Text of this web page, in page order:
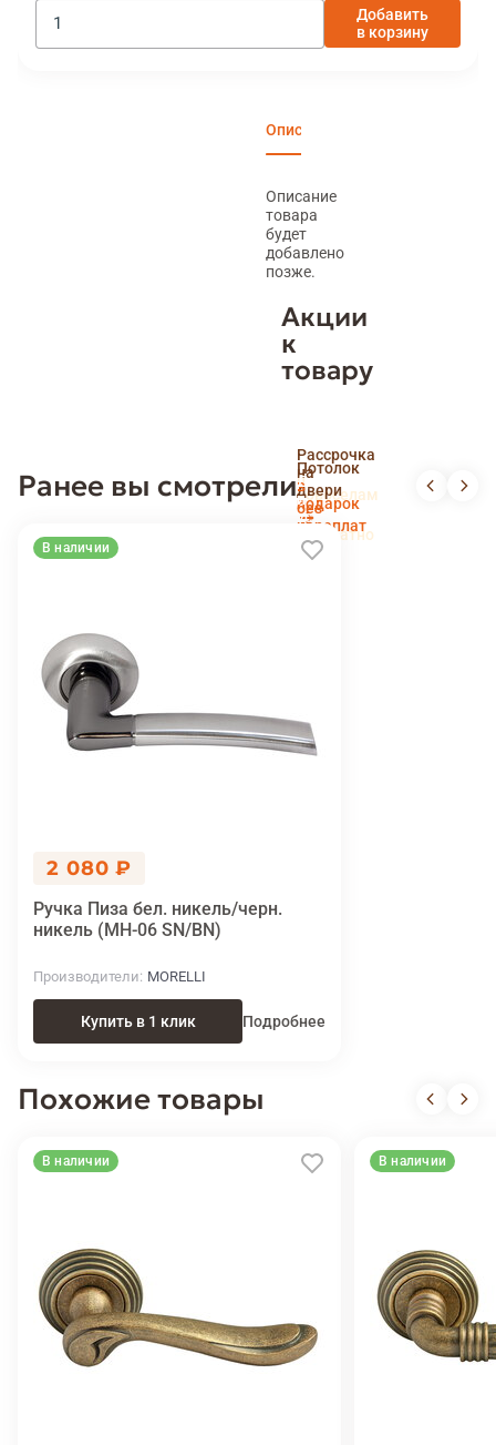
Добавить
в корзину
Описание
Описание
товара
будет
добавлено
позже.
Акции
к
товару
пенсионерам
и
новоселам
Рассрочка
на
двери
без
переплат
Потолок
в
подарок
Доставка
и
установка
беслпатно
Ранее вы смотрели
В наличии
2 080 ₽
Ручка Пиза бел. никель/черн.
никель (MH-06 SN/BN)
Производители MORELLI
Купить в 1 клик Подробнее
Похожие товары
В наличии В наличии